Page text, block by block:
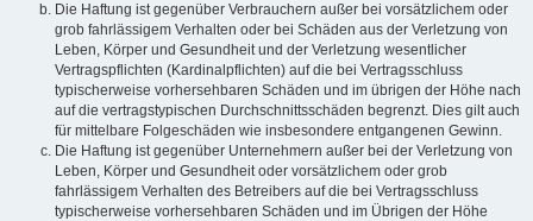
Die Haftung ist gegenüber Verbrauchern außer bei vorsätzlichem oder
grob fahrlässigem Verhalten oder bei Schäden aus der Verletzung von
Leben, Körper und Gesundheit und der Verletzung wesentlicher
Vertragspflichten (Kardinalpflichten) auf die bei Vertragsschluss
typischerweise vorhersehbaren Schäden und im übrigen der Höhe nach
auf die vertragstypischen Durchschnittsschäden begrenzt. Dies gilt auch
für mittelbare Folgeschäden wie insbesondere entgangenen Gewinn.
Die Haftung ist gegenüber Unternehmern außer bei der Verletzung von
Leben, Körper und Gesundheit oder vorsätzlichem oder grob
fahrlässigem Verhalten des Betreibers auf die bei Vertragsschluss
typischerweise vorhersehbaren Schäden und im Übrigen der Höhe